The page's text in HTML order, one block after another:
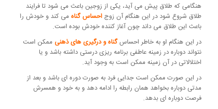
هنگامی که طلاق پیش می آید، یکی از زوجین باعث می شود تا فرایند
طلاق شروع شود در این هنگام آن زوج احساس گناه می کند و خودش را
باعث این طلاق می داند چون آغاز کننده خودش بوده است.
در این هنگام او به خاطر احساسگناه و درگیری های ذهنی ممکن است
نتواند دوباره در زمینه عاطفی برنامه ریزی درستی داشته باشد و یا
اختلالاتی در آن زمینه ممکن است به وجود آید.
در این صورت ممکن است جدایی فرد به صورت دوره ای باشد و بعد از
مدتی دوباره بخواهد همان رابطه را ادامه دهد و به خود و همسرش
فرصت دوباره ای بدهد.